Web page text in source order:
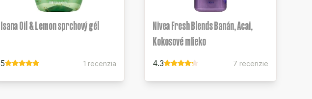
Isana Oil & Lemon sprchový gél
5 1 recenzia
Nivea Fresh Blends Banán, Acai,
Kokosové mlieko
4.3 7 recenzie